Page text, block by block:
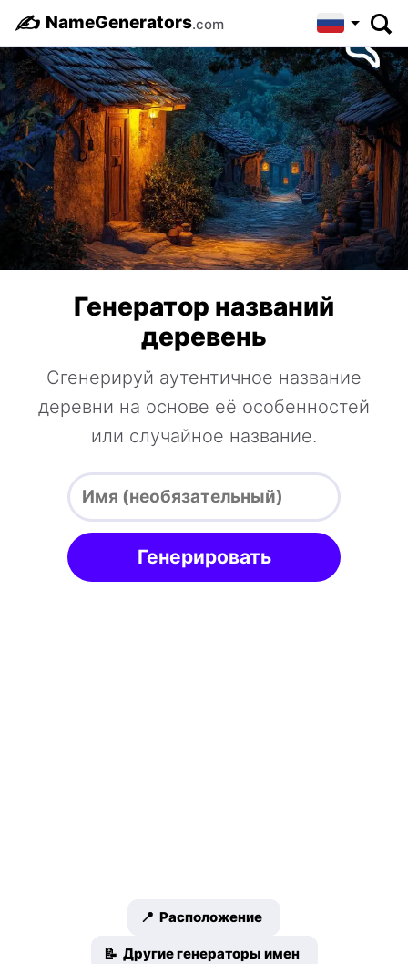
✍️ NameGenerators.com
Генератор названий
деревень
Сгенерируй аутентичное название
деревни на основе её особенностей
или случайное название.
Генерировать
📍 Расположение
📝 Другие генераторы имен